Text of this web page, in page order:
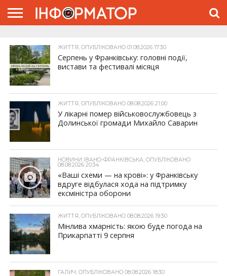
ЖИТТЯ
ВЛАДА
ГРОШІ
ТРЕШ
ТИСМЕНИЦЯ
НАДВІРНА
РОЗСЛІДУВАННЯ
АФІША
РЕКЛАМА
ПРО
ПРОЄКТ ЖИТТЯ, ОПУБЛІКОВАНО 01.08.2026 17:30
Серпень у Франківську: головні події,
вистави та фестивалі місяця
ЖИТТЯ, ОПУБЛІКОВАНО 08.08.2026 21:00
У лікарні помер військовослужбовець з
Долинської громади Михайло Саварин
НОВИНИ ІВАНО-ФРАНКІВСЬКА, ОПУБЛІКОВАНО
08.08.2026 20:34
«Ваші схеми — на крові»: у Франківську
вдруге відбулася хода на підтримку
ексміністра оборони
ЖИТТЯ, ОПУБЛІКОВАНО 08.08.2026 19:30
Мінлива хмарність: якою буде погода на
Прикарпатті 9 серпня
ГАЛИЧ, ОПУБЛІКОВАНО 08.08.2026 18:30